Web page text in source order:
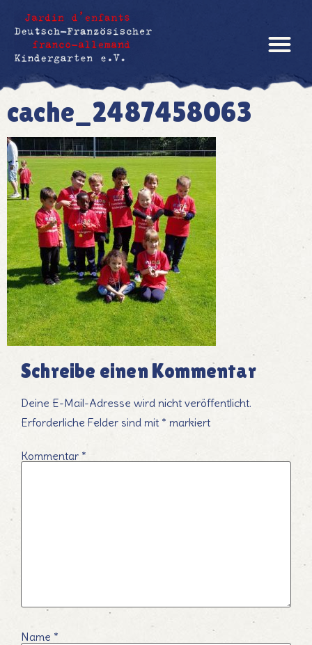
cache_2487458063
Schreibe einen Kommentar
Deine E-Mail-Adresse wird nicht veröffentlicht.
Erforderliche Felder sind mit * markiert
Kommentar *
Name *